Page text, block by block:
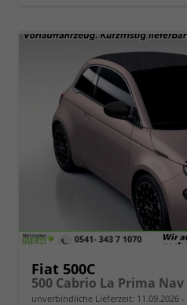
Fiat 500C
unverbindliche Lieferzeit: 11.09.2026